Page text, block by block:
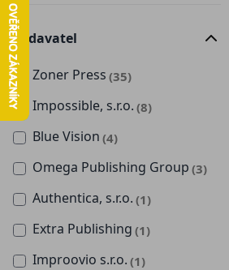
Vydavatel
Zoner Press (35)
Impossible, s.r.o. (8)
Blue Vision (4)
Omega Publishing Group (3)
Authentica, s.r.o. (1)
Extra Publishing (1)
Improovio s.r.o. (1)